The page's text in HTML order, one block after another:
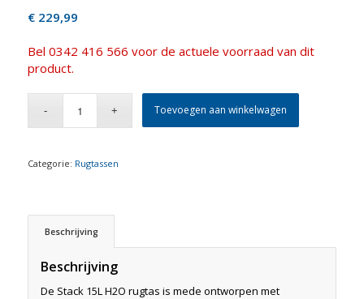
€229,99
Bel 0342 416 566 voor de actuele voorraad van dit
product.
Toevoegen aan winkelwagen
Categorie: Rugtassen
Beschrijving
Beschrijving
De Stack 15L H2O rugtas is mede ontworpen met